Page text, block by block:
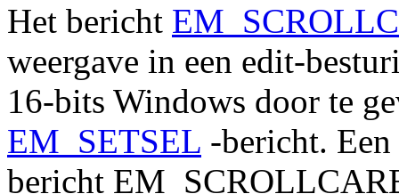
Het bericht
weergave in een edit-
16-bits Windows door te
EM_SETSEL -bericht.
bericht